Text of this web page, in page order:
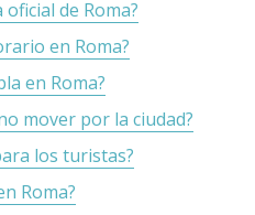
oficial de Roma?
en Roma?
en Roma?
mover por la ciudad?
los turistas?
Roma?